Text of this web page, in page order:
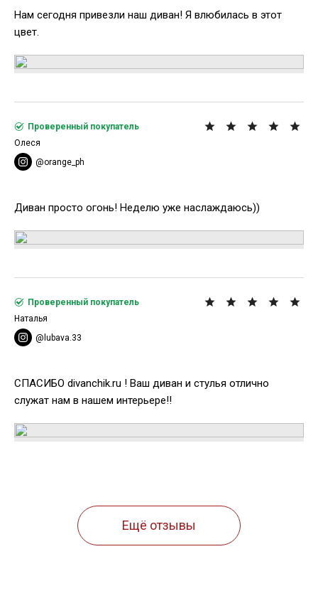
Нам сегодня привезли наш диван! Я влюбилась в этот
цвет.
Диван просто огонь! Неделю уже наслаждаюсь))
Проверенный покупатель
Олеся
@orange_ph
СПАСИБО divanchik.ru ! Ваш диван и стулья отлично
служат нам в нашем интерьере!!
Проверенный покупатель
Наталья
@lubava.33
Ещё отзывы